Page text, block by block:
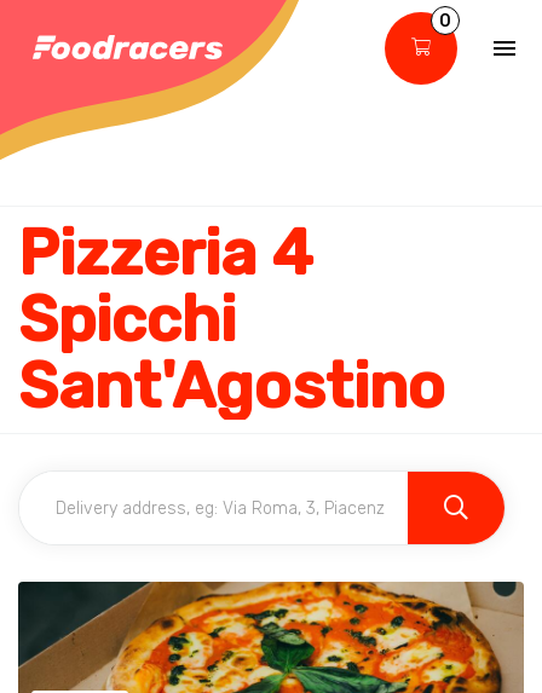
0
Pizzeria 4
Spicchi
Sant'Agostino